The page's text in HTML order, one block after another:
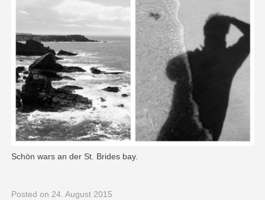
Schön wars an der St. Brides bay.
Posted on 24. August 2015